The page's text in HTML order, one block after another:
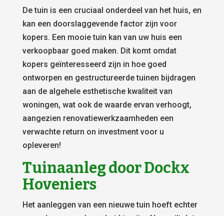
De tuin is een cruciaal onderdeel van het huis, en
kan een doorslaggevende factor zijn voor
kopers. Een mooie tuin kan van uw huis een
verkoopbaar goed maken. Dit komt omdat
kopers geïnteresseerd zijn in hoe goed
ontworpen en gestructureerde tuinen bijdragen
aan de algehele esthetische kwaliteit van
woningen, wat ook de waarde ervan verhoogt,
aangezien renovatiewerkzaamheden een
verwachte return on investment voor u
opleveren!
Tuinaanleg door Dockx
Hoveniers
Het aanleggen van een nieuwe tuin hoeft echter